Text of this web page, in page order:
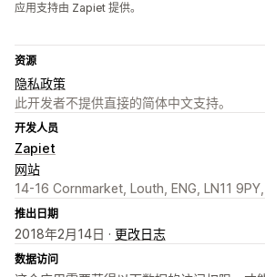
应用支持由 Zapiet 提供。
资源
隐私政策
此开发者不提供直接的简体中文支持。
开发人员
Zapiet
网站
14-16 Cornmarket, Louth, ENG, LN11 9PY,
推出日期
2018年2月14日 · 更改日志
数据访问